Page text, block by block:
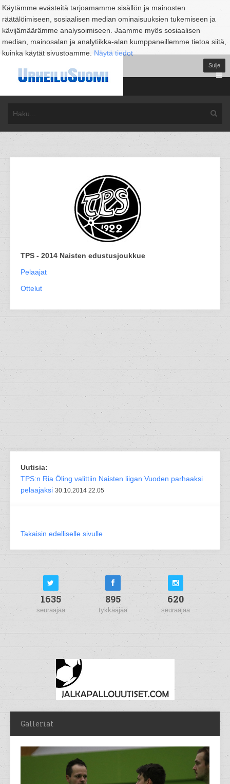
Käytämme evästeitä tarjoamamme sisällön ja mainosten
räätälöimiseen, sosiaalisen median ominaisuuksien tukemiseen ja
kävijämäärämme analysoimiseen. Jaamme myös sosiaalisen
median, mainosalan ja analytiikka-alan kumppaneillemme tietoa siitä,
kuinka käytät sivustoamme. Näytä tiedot
Sulje
TPS - 2014 Naisten edustusjoukkue
Pelaajat
Ottelut
Uutisia:
TPS:n Ria Öling valittiin Naisten liigan Vuoden parhaaksi
pelaajaksi 30.10.2014 22.05
Takaisin edelliselle sivulle
1635
seuraajaa
895
tykkääjää
620
seuraajaa
Galleriat